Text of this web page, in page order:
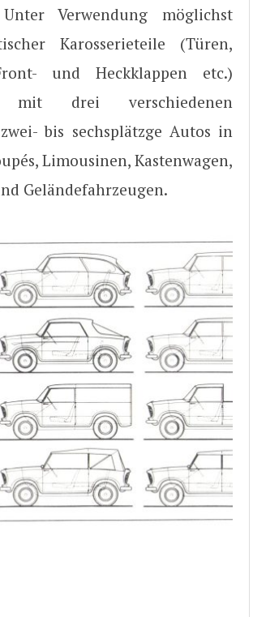
Verwendung möglichst
Karosserieteile (Türen,
und Heckklappen etc.)
mit drei verschiedenen
bis sechsplätzge Autos in
Limousinen, Kastenwagen,
Geländefahrzeugen.